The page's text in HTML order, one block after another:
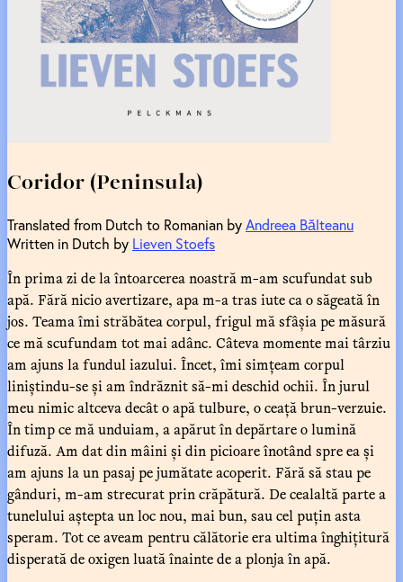
Coridor (Peninsula)
Translated from Dutch to Romanian byAndreea Bălteanu
Written in Dutch by Lieven Stoefs
În prima zi de la întoarcerea noastră m-am scufundat sub
apă. Fără nicio avertizare, apa m-a tras iute ca o săgeată în
jos. Teama îmi străbătea corpul, frigul mă sfâșia pe măsură
ce mă scufundam tot mai adânc. Câteva momente mai târziu
am ajuns la fundul iazului. Încet, îmi simțeam corpul
liniștindu-se și am îndrăznit să-mi deschid ochii. În jurul
meu nimic altceva decât o apă tulbure, o ceață brun-verzuie.
În timp ce mă unduiam, a apărut în depărtare o lumină
difuză. Am dat din mâini și din picioare înotând spre ea și
am ajuns la un pasaj pe jumătate acoperit. Fără să stau pe
gânduri, m-am strecurat prin crăpătură. De cealaltă parte a
tunelului aștepta un loc nou, mai bun, sau cel puțin asta
speram. Tot ce aveam pentru călătorie era ultima înghițitură
disperată de oxigen luată înainte de a plonja în apă.